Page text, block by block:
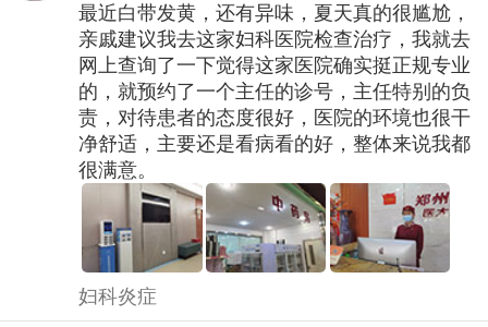
最近白带发黄，还有异味，夏天真的很尴尬，
亲戚建议我去这家妇科医院检查治疗，我就去
网上查询了一下觉得这家医院确实挺正规专业
的，就预约了一个主任的诊号，主任特别的负
责，对待患者的态度很好，医院的环境也很干
净舒适，主要还是看病看的好，整体来说我都
很满意。
妇科炎症